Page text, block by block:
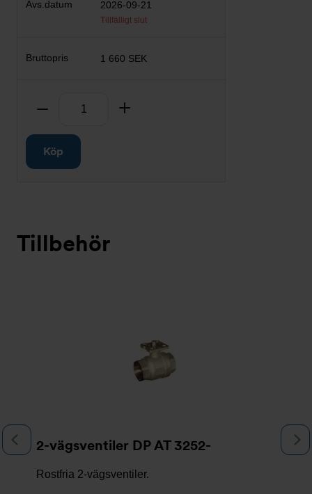
2026-09-21
Tillfälligt slut
1 660 SEK
Ta bort
Köp
Tillbehör
2-vägsventiler DP AT 3252-
Rostfria 2-vägsventiler.
Föregående